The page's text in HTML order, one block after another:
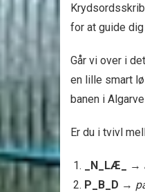
for at guide
Går vi over i det
en lille smart
banen i
Er du i tvivl
_N_LÆ_ →
P_B_D →